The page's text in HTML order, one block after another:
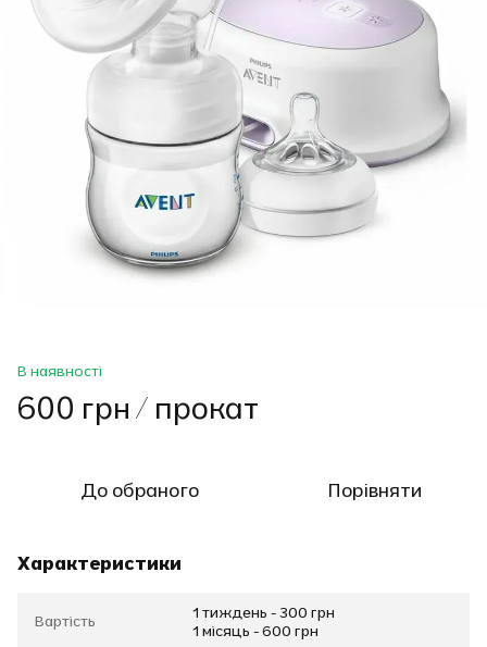
В наявності
600 грн / прокат
До обраного Порівняти
Характеристики
Вартість
1 тиждень - 300 грн
1 місяць - 600 грн